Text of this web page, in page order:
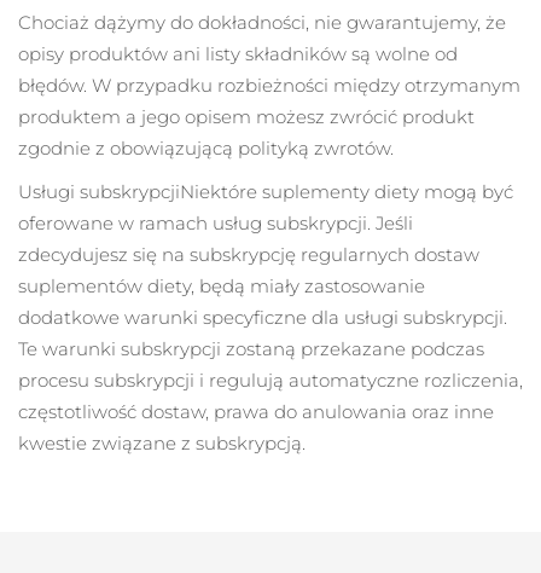
Chociaż dążymy do dokładności, nie gwarantujemy, że
opisy produktów ani listy składników są wolne od
błędów. W przypadku rozbieżności między otrzymanym
produktem a jego opisem możesz zwrócić produkt
zgodnie z obowiązującą polityką zwrotów.
Usługi subskrypcjiNiektóre suplementy diety mogą być
oferowane w ramach usług subskrypcji. Jeśli
zdecydujesz się na subskrypcję regularnych dostaw
suplementów diety, będą miały zastosowanie
dodatkowe warunki specyficzne dla usługi subskrypcji.
Te warunki subskrypcji zostaną przekazane podczas
procesu subskrypcji i regulują automatyczne rozliczenia,
częstotliwość dostaw, prawa do anulowania oraz inne
kwestie związane z subskrypcją.
8/9/26
Oman
Oczekiwany czas dostawy
8/12/26
Filipiny
Polska
Oczekiwany czas dostawy
Portugalia
Oczekiwany czas dostawy
Portoryko
Oczekiwany czas dostawy
8/11/26
Katar